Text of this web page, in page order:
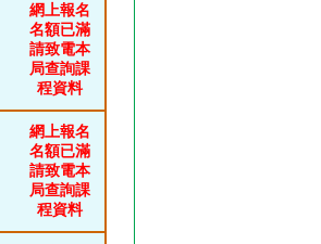
網上報名
名額已滿
請致電本
局查詢課
程資料
網上報名
名額已滿
請致電本
局查詢課
程資料